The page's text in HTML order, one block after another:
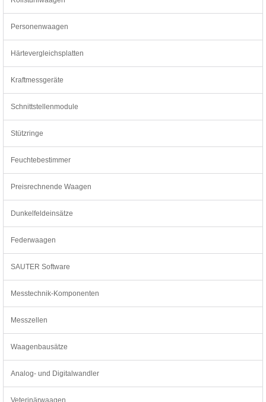
Personenwaagen
Härtevergleichsplatten
Kraftmessgeräte
Schnittstellenmodule
Stützringe
Feuchtebestimmer
Preisrechnende Waagen
Dunkelfeldeinsätze
Federwaagen
SAUTER Software
Messtechnik-Komponenten
Messzellen
Waagenbausätze
Analog- und Digitalwandler
Veterinärwaagen